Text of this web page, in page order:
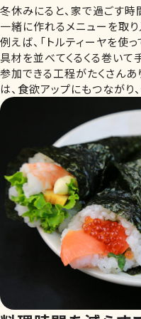
冬休みにると、家で過ごす時
一緒に作れるメニューを取り
例えば、「トルティーヤを使
具材を並べてくるくる巻いて
参加できる工程がたくさんあ
は、食欲アップにもつながり